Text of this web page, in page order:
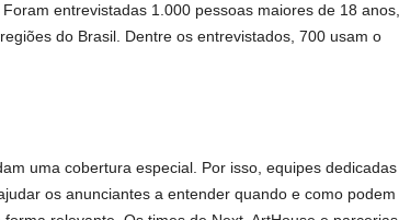
entrevistadas 1.000 pessoas maiores de 18 anos,
do Brasil. Dentre os entrevistados, 700 usam o
uma cobertura especial. Por isso, equipes dedicadas
os anunciantes a entender quando e como podem